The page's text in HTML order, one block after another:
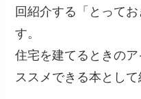
回紹介する「とって
す。
住宅を建てるときの
ススメできる本として